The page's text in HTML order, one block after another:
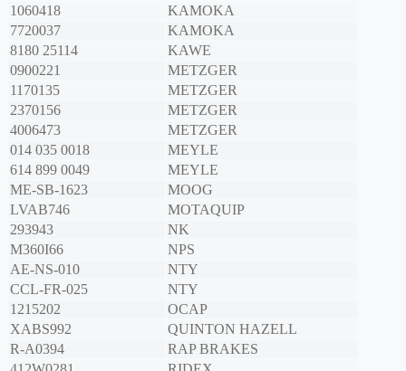
1060418
KAMOKA
7720037
KAMOKA
8180 25114
KAWE
0900221
METZGER
1170135
METZGER
2370156
METZGER
4006473
METZGER
014 035 0018
MEYLE
614 899 0049
MEYLE
ME-SB-1623
MOOG
LVAB746
MOTAQUIP
293943
NK
M360I66
NPS
AE-NS-010
NTY
CCL-FR-025
NTY
1215202
OCAP
XABS992
QUINTON HAZELL
R-A0394
RAP BRAKES